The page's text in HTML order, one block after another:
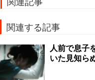
関連する記事
人前で息子
いた見知ら